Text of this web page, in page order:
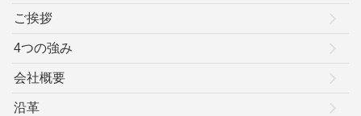
ご挨拶
4つの強み
会社概要
沿革